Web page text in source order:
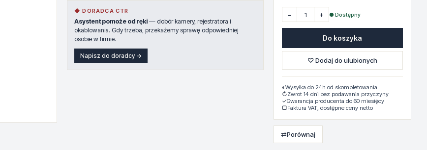
◆ DORADCA CTR
Asystent pomoże od ręki — dobór kamery, rejestratora i
okablowania. Gdy trzeba, przekażemy sprawę odpowiedniej
osobie w firmie.
Napisz do doradcy →
− + ● Dostępny
Do koszyka
♡ Dodaj do ulubionych
◐ Wysyłka do 24h od skompletowania.
↻Zwrot 14 dni bez podawania przyczyny
✓Gwarancja producenta do 60 miesięcy
▢Faktura VAT, dostępne ceny netto
⇄Porównaj